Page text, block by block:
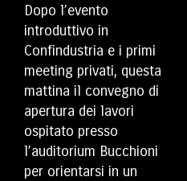
Dopo l’evento
introduttivo in
Confindustria e i primi
meeting privati, questa
mattina il convegno di
apertura dei lavori
ospitato presso
l’auditorium Bucchioni
per orientarsi in un